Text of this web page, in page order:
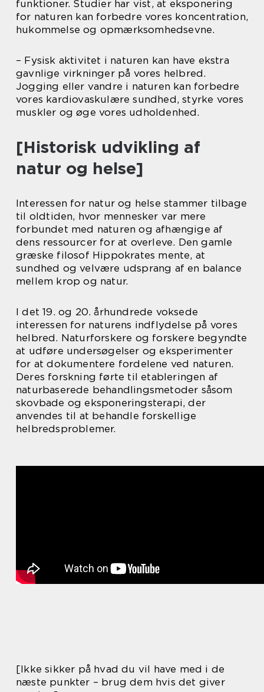
funktioner. Studier har vist, at eksponering
for naturen kan forbedre vores koncentration,
hukommelse og opmærksomhedsevne.
– Fysisk aktivitet i naturen kan have ekstra
gavnlige virkninger på vores helbred.
Jogging eller vandre i naturen kan forbedre
vores kardiovaskulære sundhed, styrke vores
muskler og øge vores udholdenhed.
[Historisk udvikling af
natur og helse]
Interessen for natur og helse stammer tilbage
til oldtiden, hvor mennesker var mere
forbundet med naturen og afhængige af
dens ressourcer for at overleve. Den gamle
græske filosof Hippokrates mente, at
sundhed og velvære udsprang af en balance
mellem krop og natur.
I det 19. og 20. århundrede voksede
interessen for naturens indflydelse på vores
helbred. Naturforskere og forskere begyndte
at udføre undersøgelser og eksperimenter
for at dokumentere fordelene ved naturen.
Deres forskning førte til etableringen af
naturbaserede behandlingsmetoder såsom
skovbade og eksponeringsterapi, der
anvendes til at behandle forskellige
helbredsproblemer.
[Ikke sikker på hvad du vil have med i de
næste punkter – brug dem hvis det giver